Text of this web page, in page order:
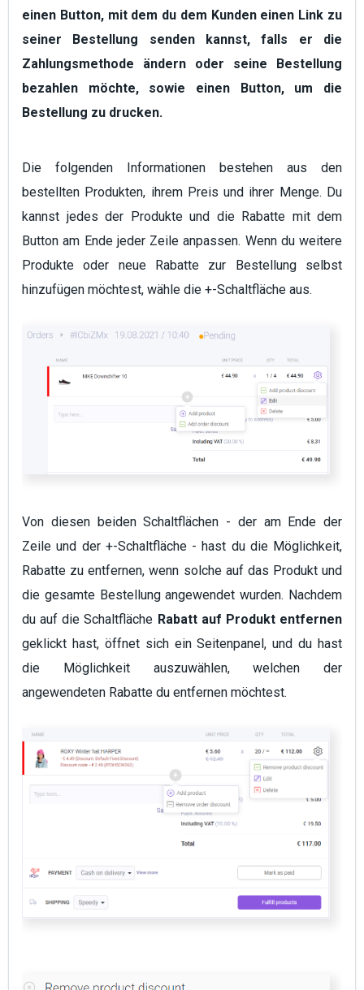
einen Button, mit dem du dem Kunden einen Link zu
seiner Bestellung senden kannst, falls er die
Zahlungsmethode ändern oder seine Bestellung
bezahlen möchte, sowie einen Button, um die
Bestellung zu drucken.
Die folgenden Informationen bestehen aus den
bestellten Produkten, ihrem Preis und ihrer Menge. Du
kannst jedes der Produkte und die Rabatte mit dem
Button am Ende jeder Zeile anpassen. Wenn du weitere
Produkte oder neue Rabatte zur Bestellung selbst
hinzufügen möchtest, wähle die +-Schaltfläche aus.
Von diesen beiden Schaltflächen - der am Ende der
Zeile und der +-Schaltfläche - hast du die Möglichkeit,
Rabatte zu entfernen, wenn solche auf das Produkt und
die gesamte Bestellung angewendet wurden. Nachdem
du auf die Schaltfläche Rabatt auf Produkt entfernen
geklickt hast, öffnet sich ein Seitenpanel, und du hast
die Möglichkeit auszuwählen, welchen der
angewendeten Rabatte du entfernen möchtest.